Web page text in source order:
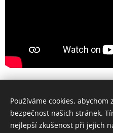
NOVÝ
Používáme cookies,
bezpečnost našich stránek.
nejlepší zkušenost při jejich